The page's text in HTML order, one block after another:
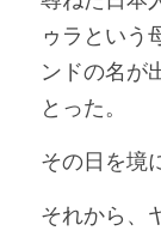
ゥラという
ンドの名が
とった。
その日を境
それから、